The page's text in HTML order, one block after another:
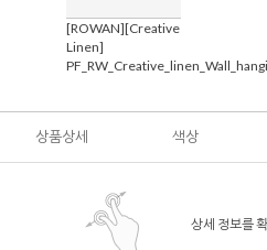
[ROWAN][Creative
Linen]
상품상세 색상
상세 정보를